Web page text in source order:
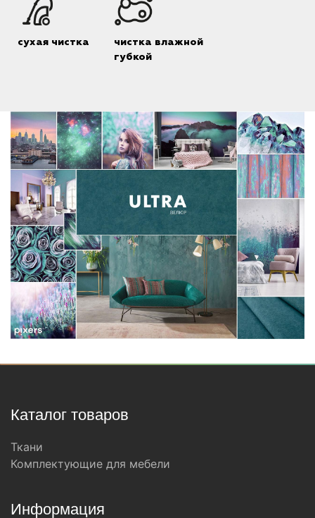
сухая чистка
чистка влажной
губкой
Каталог товаров
Ткани
Комплектующие для мебели
Информация